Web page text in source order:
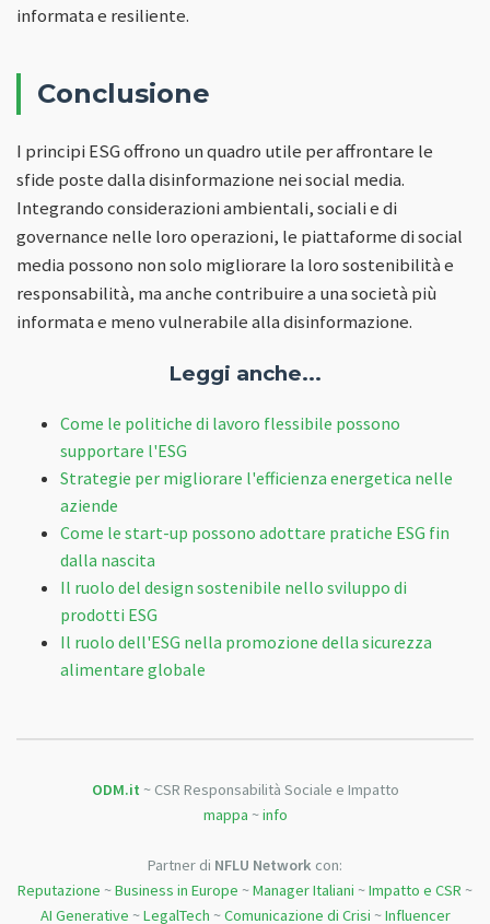
informata e resiliente.
Conclusione
I principi ESG offrono un quadro utile per affrontare le
sfide poste dalla disinformazione nei social media.
Integrando considerazioni ambientali, sociali e di
governance nelle loro operazioni, le piattaforme di social
media possono non solo migliorare la loro sostenibilità e
responsabilità, ma anche contribuire a una società più
informata e meno vulnerabile alla disinformazione.
Leggi anche...
Come le politiche di lavoro flessibile possono
supportare l'ESG
Strategie per migliorare l'efficienza energetica nelle
aziende
Come le start-up possono adottare pratiche ESG fin
dalla nascita
Il ruolo del design sostenibile nello sviluppo di
prodotti ESG
Il ruolo dell'ESG nella promozione della sicurezza
alimentare globale
ODM.it ~ CSR Responsabilità Sociale e Impatto
mappa ~info
Partner di NFLU Network con:
Reputazione ~Business in Europe ~Manager Italiani ~Impatto e CSR ~
AI Generative ~LegalTech ~Comunicazione di Crisi ~Influencer